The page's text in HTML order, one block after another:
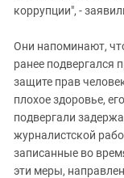
коррупции", -
Они напоминают,
ранее подвергался
защите прав
плохое здоровье,
подвергали
журналистской
записанные во
эти меры,